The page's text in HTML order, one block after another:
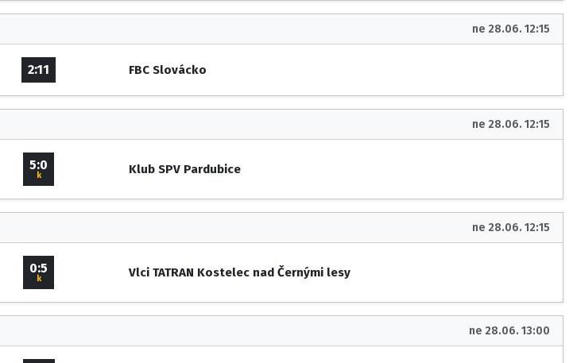
ne 28.06. 12:15
2:11 FBC Slovácko
ne 28.06. 12:15
5:0
k Klub SPV Pardubice
ne 28.06. 12:15
0:5
k Vlci TATRAN Kostelec nad Černými lesy
ne 28.06. 13:00